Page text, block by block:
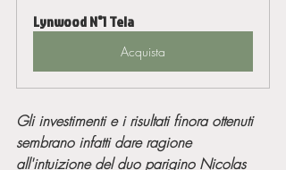
Lynwood N°1 Tela
Acquista
Gli investimenti e i risultati finora ottenuti
sembrano infatti dare ragione
all'intuizione del duo parigino Nicolas